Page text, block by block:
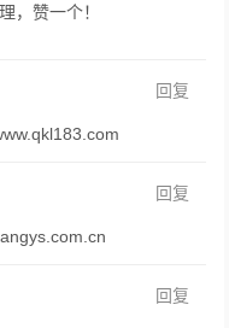
，赞一个！
回复
回复
回复